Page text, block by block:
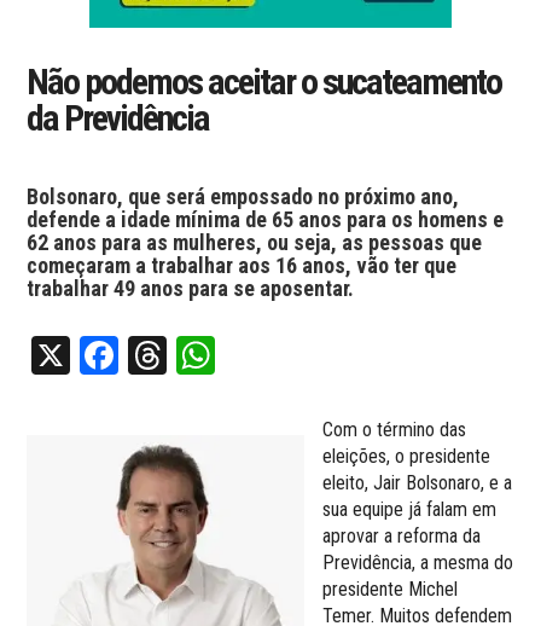
Não podemos aceitar o sucateamento
da Previdência
Bolsonaro, que será empossado no próximo ano,
defende a idade mínima de 65 anos para os homens e
62 anos para as mulheres, ou seja, as pessoas que
começaram a trabalhar aos 16 anos, vão ter que
trabalhar 49 anos para se aposentar.
X Facebook
Threads
Com o término das
eleições, o presidente
eleito, Jair Bolsonaro, e a
sua equipe já falam em
aprovar a reforma da
Previdência, a mesma do
presidente Michel
Temer. Muitos defendem